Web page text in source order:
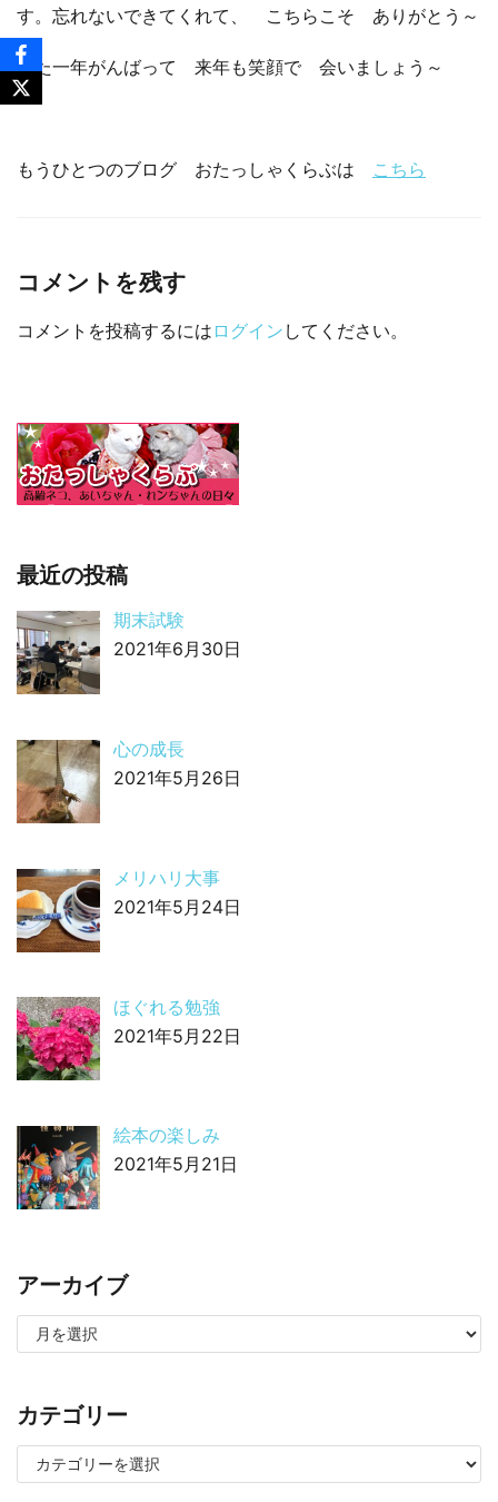
す。忘れないできてくれて、 こちらこそ ありがとう～
また一年がんばって 来年も笑顔で 会いましょう～
もうひとつのブログ おたっしゃくらぶは こちら
コメントを残す
コメントを投稿するには ログイン してください。
最近の投稿
期末試験
2021年6月30日
心の成長
2021年5月26日
メリハリ大事
2021年5月24日
ほぐれる勉強
2021年5月22日
絵本の楽しみ
2021年5月21日
アーカイブ
カテゴリー